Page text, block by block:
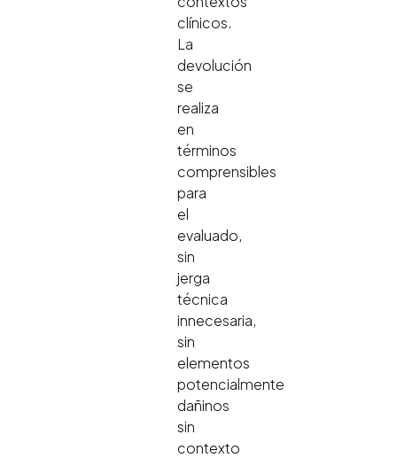
clínicos.
La
devolución
se
realiza
en
términos
comprensibles
para
el
evaluado,
sin
jerga
técnica
innecesaria,
sin
elementos
potencialmente
dañinos
sin
contexto